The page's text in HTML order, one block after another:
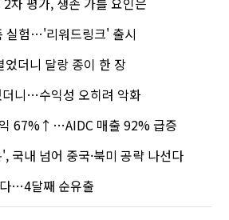
실험…'리워드링크' 출시
더니 달랑 종이 한 장
더니…수익성 오히려 악화
67%↑…AIDC 매출 92% 급증
국내 넘어 중국·북미 공략 나선다
…4달째 순유출